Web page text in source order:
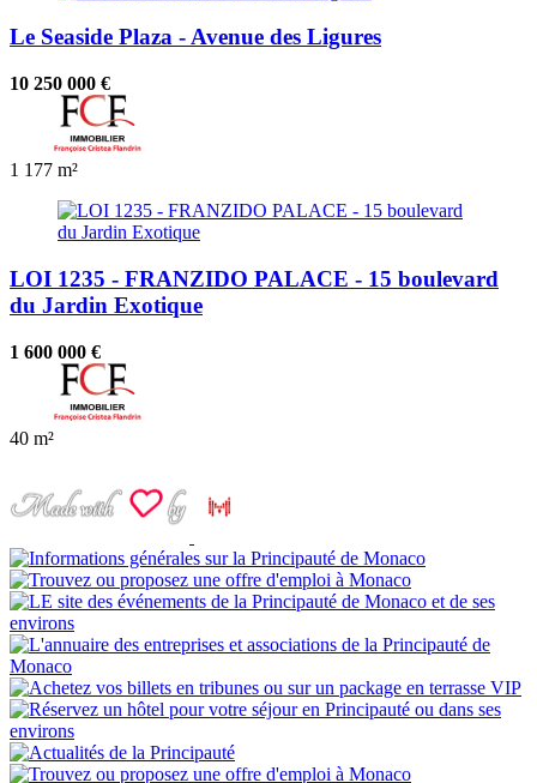
Le Seaside Plaza - Avenue des Ligures
10 250 000 €
1 177 m²
LOI 1235 - FRANZIDO PALACE - 15 boulevard
du Jardin Exotique
1 600 000 €
40 m²